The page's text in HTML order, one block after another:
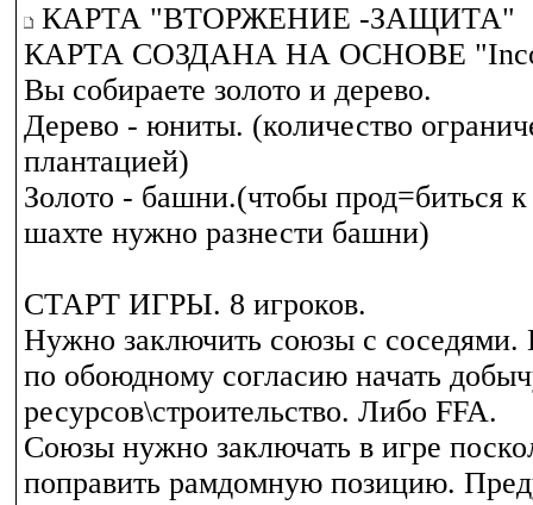
КАРТА "ВТОРЖЕНИЕ -ЗАЩИТА"
КАРТА СОЗДАНА НА ОСНОВЕ
Вы собираете золото и дерево.
Дерево - юниты. (количество
плантацией)
Золото - башни.(чтобы прод=биться
шахте нужно разнести башни)
СТАРТ ИГРЫ. 8 игроков.
Нужно заключить союзы с соседями.
по обоюдному согласию начать
ресурсов\строительство. Либо FFA.
Союзы нужно заключать в игре
поправить рамдомную позицию.